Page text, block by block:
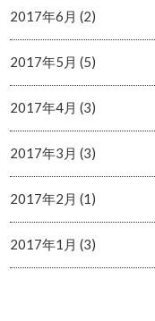
2017年6月 (2)
2017年5月 (5)
2017年4月 (3)
2017年3月 (3)
2017年2月 (1)
2017年1月 (3)